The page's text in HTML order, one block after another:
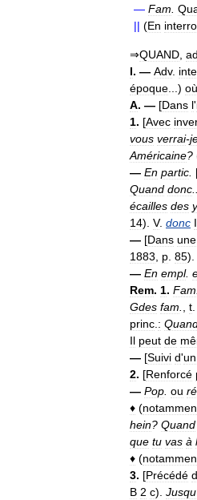
— Fam.
|| (En
⇒QUAND,
I. — Adv.
époque...) où
A. — [Dans l'
1. [Avec
vous verrai-
Américaine?
— En partic.
Quand donc
écailles des
14). V. donc
— [Dans une
1883, p. 85).
— En empl.
Rem. 1. Fam.
Gdes fam., t.
princ.:
Il peut de
— [Suivi d'un
2. [Renforcé
— Pop. ou
♦ (
hein? Quand
que tu vas à
♦ (
3. [Précédé
B 2 c). Jusqu